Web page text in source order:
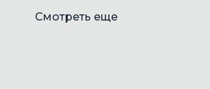
Смотреть еще